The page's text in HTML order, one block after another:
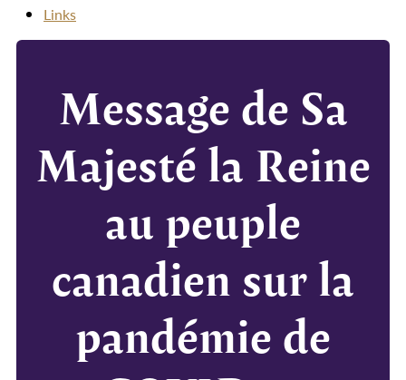
Links
Message de Sa
Majesté la Reine
au peuple
canadien sur la
pandémie de